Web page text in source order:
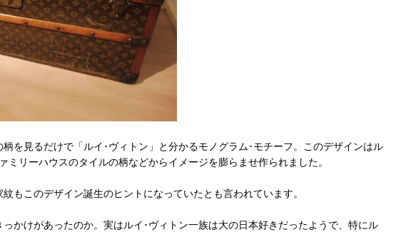
を見るだけで「ルイ･ヴィトン」と分かるモノグラム･モチーフ。このデザインはル
ミリーハウスのタイルの柄などからイメージを膨らませ作られました。
もこのデザイン誕生のヒントになっていたとも言われています。
かけがあったのか。実はルイ･ヴィトン一族は大の日本好きだったようで、特にル